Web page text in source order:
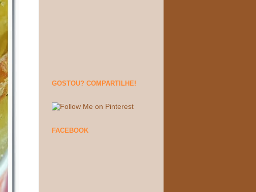
GOSTOU? COMPARTILHE!
FACEBOOK